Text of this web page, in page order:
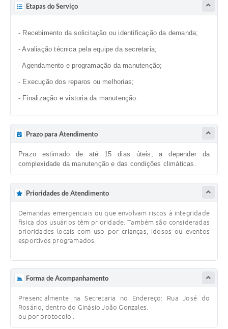
Etapas do Serviço
- Recebimento da solicitação ou identificação da demanda;
- Avaliação técnica pela equipe da secretaria;
- Agendamento e programação da manutenção;
- Execução dos reparos ou melhorias;
- Finalização e vistoria da manutenção.
Prazo para Atendimento
Prazo estimado de até 15 dias úteis, a depender da
complexidade da manutenção e das condições climáticas.
Prioridades de Atendimento
Demandas emergenciais ou que envolvam riscos à integridade
física dos usuários têm prioridade. Também são consideradas
prioridades locais com uso por crianças, idosos ou eventos
esportivos programados.
Forma de Acompanhamento
Presencialmente na Secretaria no Endereço: Rua José do
Rosário, dentro do Ginásio João Gonzales.
ou por protocolo .